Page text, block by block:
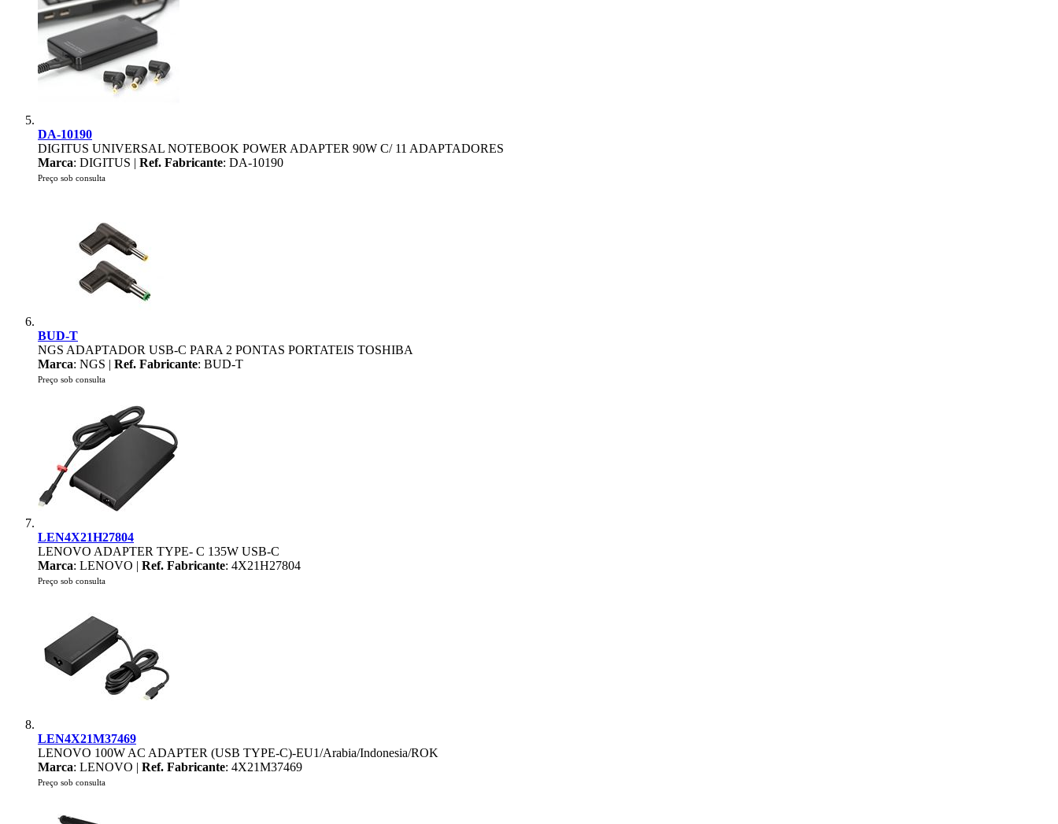
DA-10190
DIGITUS UNIVERSAL NOTEBOOK POWER ADAPTER 90W C/ 11 ADAPTADORES
Marca: DIGITUS | Ref. Fabricante: DA-10190
Preço sob consulta
BUD-T
NGS ADAPTADOR USB-C PARA 2 PONTAS PORTATEIS TOSHIBA
Marca: NGS | Ref. Fabricante: BUD-T
Preço sob consulta
LEN4X21H27804
LENOVO ADAPTER TYPE- C 135W USB-C
Marca: LENOVO | Ref. Fabricante: 4X21H27804
Preço sob consulta
LEN4X21M37469
LENOVO 100W AC ADAPTER (USB TYPE-C)-EU1/Arabia/Indonesia/ROK
Marca: LENOVO | Ref. Fabricante: 4X21M37469
Preço sob consulta